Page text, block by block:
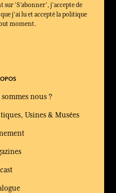
‘S’abonner’, j'accepte de
j'ai lu et accepté la politique
moment.
nous ?
Usines & Musées